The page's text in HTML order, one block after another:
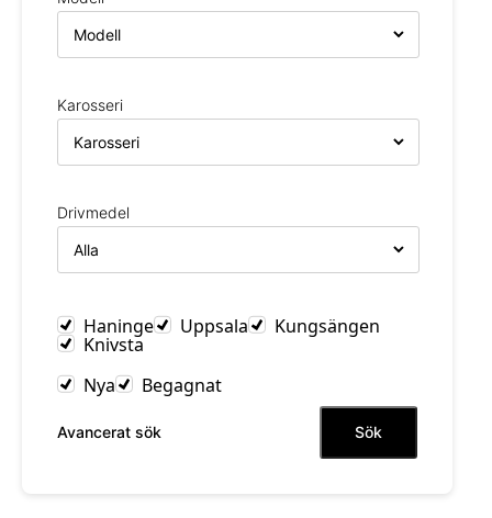
Karosseri
Drivmedel
Haninge Uppsala Kungsängen
Knivsta
Nya
Begagnat
Avancerat sök Sök